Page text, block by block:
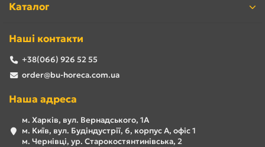
Каталог
Наші контакти
+38(066) 926 52 55
order@bu-horeca.com.ua
Наша адреса
м. Харків, вул. Вернадського, 1А
м. Київ, вул. Будіндустрії, 6, корпус А, офіс 1
м. Чернівці, ур. Старокостянтинівська, 2